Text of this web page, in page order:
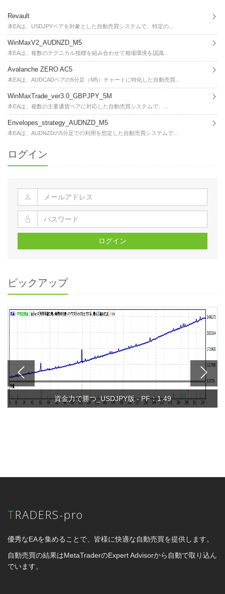
Revault
本EAは、USDJPYペアを対象とした自動売買システムで、特定の...
WinMaxV2_AUDNZD_M5
本EAは、複数のテクニカル指標を組み合わせて相場環境を認識...
Avalanche ZERO AC5
本EAは、AUDCADペアの5分足（M5）チャートに特化した自動売買...
WinMaxTrade_ver3.0_GBPJPY_5M
本EAは、複数の主要通貨ペアに対応した自動売買システムで、...
Envelopes_strategy_AUDNZD_M5
本EAは、AUDNZDの5分足での利用を想定した自動売買システムで...
ログイン
ログイン
ピックアップ
資金力で勝つ_USDJPY版 - PF：1.49
TRADERS-pro
優秀なEAを集めることで、皆様に快適な自動売買を提供します。
自動売買の結果はMetaTraderのExpert Advisorから自動で取り込ん
でいます。